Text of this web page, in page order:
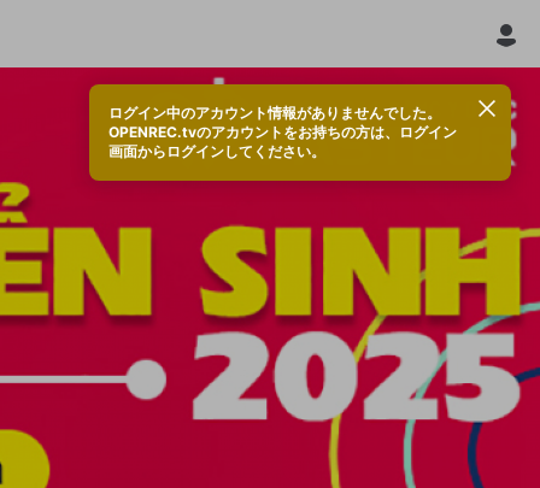
ログイン中のアカウント情報がありませんでした。
OPENREC.tvのアカウントをお持ちの方は、ログイン
画面からログインしてください。